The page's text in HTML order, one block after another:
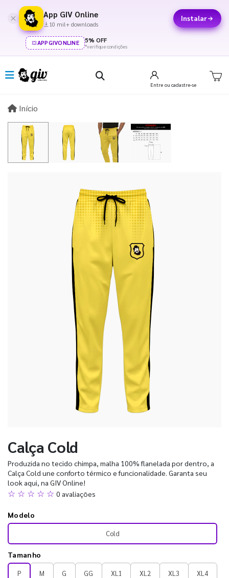
App GIV Online
10 mil+ downloads
Instalar
APPGIVONLINE 5% OFF
*verifique condições
Entre ou cadastre-se
Início
Calça Cold
Produzida no tecido chimpa, malha 100% flanelada por dentro, a
Calça Cold une conforto térmico e funcionalidade. Garanta seu
look aqui, na GIV Online!
☆ ☆ ☆ ☆ ☆ 0 avaliações
Modelo
Cold
Tamanho
P M G GG XL1 XL2 XL3 XL4